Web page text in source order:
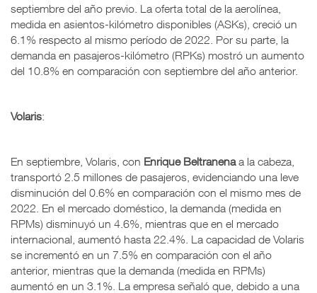
septiembre del año previo. La oferta total de la aerolínea,
medida en asientos-kilómetro disponibles (ASKs), creció un
6.1% respecto al mismo período de 2022. Por su parte, la
demanda en pasajeros-kilómetro (RPKs) mostró un aumento
del 10.8% en comparación con septiembre del año anterior.
Volaris:
En septiembre, Volaris, con Enrique Beltranenaa la cabeza,
transportó 2.5 millones de pasajeros, evidenciando una leve
disminución del 0.6% en comparación con el mismo mes de
2022. En el mercado doméstico, la demanda (medida en
RPMs) disminuyó un 4.6%, mientras que en el mercado
internacional, aumentó hasta 22.4%. La capacidad de Volaris
se incrementó en un 7.5% en comparación con el año
anterior, mientras que la demanda (medida en RPMs)
aumentó en un 3.1%. La empresa señaló que, debido a una